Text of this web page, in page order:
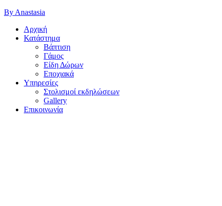
By Anastasia
Αρχική
Κατάστημα
Βάπτιση
Γάμος
Είδη Δώρων
Εποχιακά
Υπηρεσίες
Στολισμοί εκδηλώσεων
Gallery
Επικοινωνία